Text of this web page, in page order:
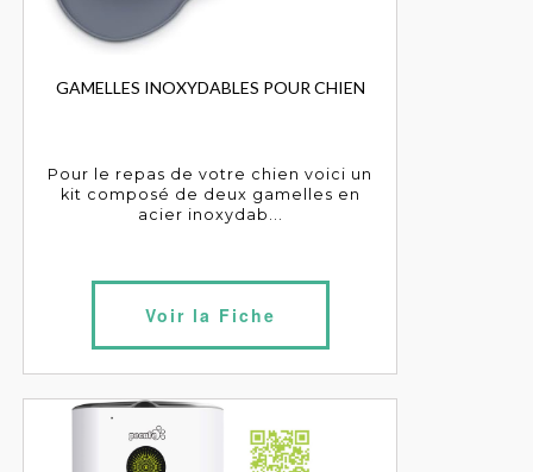
GAMELLES INOXYDABLES POUR CHIEN
Pour le repas de votre chien voici un
kit composé de deux gamelles en
acier inoxydab...
Voir la Fiche